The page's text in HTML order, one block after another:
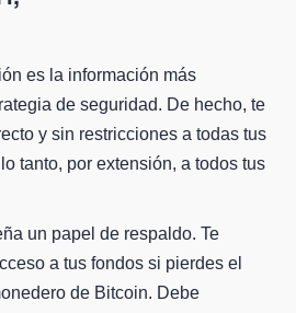
es la información más
de seguridad. De hecho, te
y sin restricciones a todas tus
tanto, por extensión, a todos tus
un papel de respaldo. Te
a tus fondos si pierdes el
de Bitcoin. Debe